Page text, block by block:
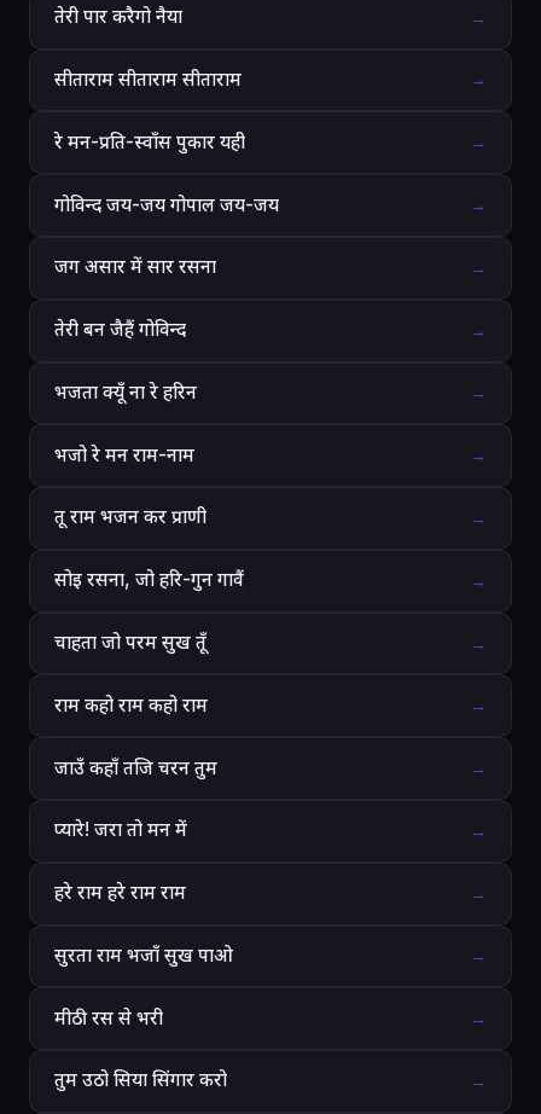
तेरी पार करैगो नैया →
सीताराम सीताराम सीताराम →
रे मन-प्रति-स्वाँस पुकार यही →
गोविन्द जय-जय गोपाल जय-जय →
जग असार में सार रसना →
तेरी बन जैहैं गोविन्द →
भजता क्यूँ ना रे हरिन →
भजो रे मन राम-नाम →
तू राम भजन कर प्राणी →
सोइ रसना, जो हरि-गुन गावैं →
चाहता जो परम सुख तूँ →
राम कहो राम कहो राम →
जाउँ कहाँ तजि चरन तुम →
प्यारे! जरा तो मन में →
हरे राम हरे राम राम →
सुरता राम भजाँ सुख पाओ →
मीठी रस से भरी →
तुम उठो सिया सिंगार करो →